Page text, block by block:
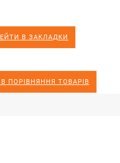
В ЗАКЛАДКИ
ПОРІВНЯННЯ ТОВАРІВ